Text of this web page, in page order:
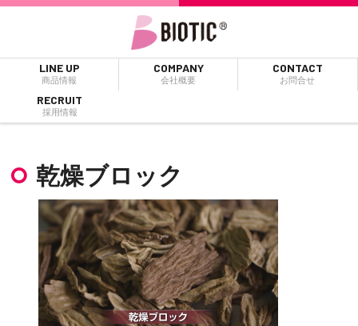
LINE UP
商品情報
COMPANY
会社概要
CONTACT
お問合せ
RECRUIT
採用情報
乾燥ブロック